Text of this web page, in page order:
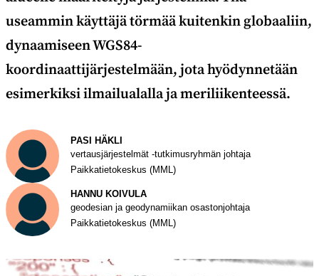
useammin käyttäjä törmää kuitenkin globaaliin,
dynaamiseen WGS84-
koordinaattijärjestelmään, jota hyödynnetään
esimerkiksi ilmailualalla ja meriliikenteessä.
Kirjoittaja
PASI HÄKLI
vertausjärjestelmät -tutkimusryhmän johtaja
Paikkatietokeskus (MML)
HANNU KOIVULA
geodesian ja geodynamiikan osastonjohtaja
Paikkatietokeskus (MML)